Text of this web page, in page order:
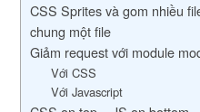
CSS Sprites và gom nhiều
chung một file
Giảm request với module
Với CSS
Với Javascript